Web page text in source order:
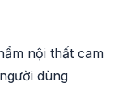
nội thất cam
dùng